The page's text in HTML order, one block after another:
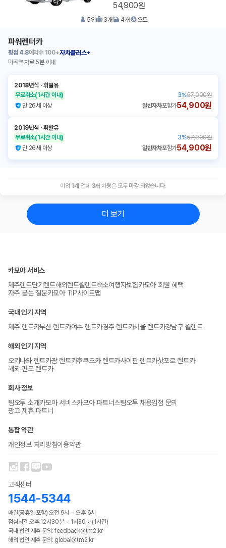
54,900원
5인 3개 4개 오토
파워렌터카
평점 4.8예약수 100+자차플러스+
마곡역 차로 5분 이내
2018년식 ㆍ휘발유
무료취소(1시간 이내) 3%57,000원
만 26세 이상
일반자차포함가54,900원
2019년식 ㆍ휘발유
무료취소(1시간 이내) 3%57,000원
만 26세 이상
일반자차포함가54,900원
이외 1 개 업체 3개 차량은 모두 마감 되었습니다.
더 보기
카모아 서비스
제주렌트단기렌트해외렌트월렌트숙소여행자보험카모아 회원 혜택
자주 묻는 질문카모아 TIP사이트맵
국내 인기 지역
제주 렌트카부산 렌트카여수 렌트카경주 렌트카서울 렌트카강남구 월렌트
해외 인기 지역
오키나와 렌트카괌 렌트카후쿠오카 렌트카사이판 렌트카삿포로 렌트카
해외 편도 렌트카
회사 정보
팀오투 소개카모아 서비스카모아 파트너스팀오투 채용입점 문의
광고 제휴 파트너
통합 약관
개인정보 처리방침이용약관
고객센터
1544-5344
매일(공휴일 포함) 오전 9시 ~ 오후 6시
점심시간 오후 12시30분 ~ 1시30분 (1시간)
국내 법인·제휴 문의: feedback@tm2.kr
해외 법인·제휴 문의: global@tm2.kr